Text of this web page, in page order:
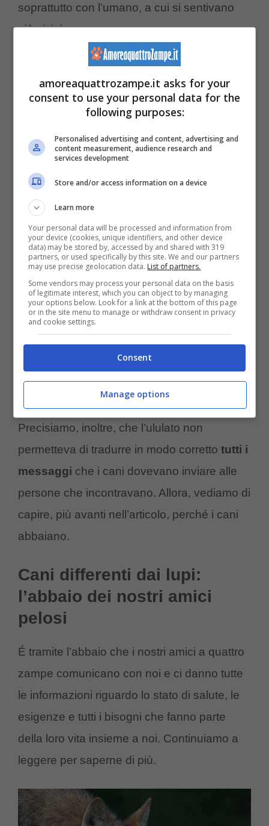
soprattutto con l’umano, a cui si sentivano
più vicini.
Il motivo di differenze tra cane e lupo
nell’abbaiare, quindi, risiede nell’evoluzione
, che si sono mano a mano
differenziati molto dagli antenati lupi.Anche i
lupi sentono la mancanza degli esseri umani
proprio come i cani, e tendono a non colpire
molto le persone. Ma le differenze restano.
Per comunicare e interagire nel miglior modo
con gli umani, i cani hanno abbandonato
l’ululato a favore dell’abbaio , perché hanno
da subito capito che non poteva funzionare
nel rapporto con noi. Un grande
evolutivoper gli animali, desiderosi di
instaurare un’amicizia con i loro padroni
Precisiamo, inoltre, che l’ululato non
permetteva di tradurre in modo corretto tutti i
messaggi che i cani dovevano inviare alle
persone che incontravano. Allora, vediamo di
capire, più avanti nell’articolo, perché i cani
abbaiano.
Cani differenti dai lupi:
l’abbaio dei nostri amici
pelosi
É tramite l’abbaio che i nostri amici a quattro
zampe comunicano con noi e ci danno tutte
le informazioni riguardo lo stato di salute, le
esigenze e tutti i bisogni che fanno parte
della loro vita insieme a noi. Continuiamo a
leggere per saperne di più.
amoreaquattrozampe.it asks for your
consent to use your personal data for the
following purposes:
Personalised advertising and content, advertising and
content measurement, audience research and
services development
Store and/or access information on a device
Learn more
Your personal data will be processed and information from
your device (cookies, unique identifiers, and other device
data) may be stored by, accessed by and shared with 319
partners, or used specifically by this site. We and our partners
may use precise geolocation data. List of partners.
Some vendors may process your personal data on the basis
of legitimate interest, which you can object to by managing
your options below. Look for a link at the bottom of this page
or in the site menu to manage or withdraw consent in privacy
and cookie settings.
Consent
Manage options